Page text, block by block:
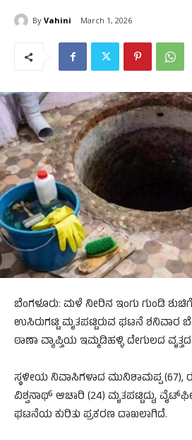
By Vahini March 1, 2026
ಬೆಂಗಳೂರು: ಮಳೆ ನೀರಿನ ಇಂಗು ಗುಂಡಿ
ಉಸಿರುಗಟ್ಟಿ ಮೃತಪಟ್ಟಿರುವ ಘಟನೆ ಶನಿವಾರ
ಠಾಣಾ ವ್ಯಾಪ್ತಿಯ ಇಮ್ಮಡಿಹಳ್ಳಿ ದೇಗುಲದ
ಸ್ಥಳೀಯ ನಿವಾಸಿಗಳಾದ ಮುನಿಶಾಮಪ್ಪ (67),
ವಿಶ್ವನಾಥ್ ಆಚಾರಿ (24) ಮೃತಪಟ್ಟಿದ್ದು,
ಘಟನೆಯ ಕುರಿತು ಪ್ರಕರಣ ದಾಖಲಾಗಿದೆ.